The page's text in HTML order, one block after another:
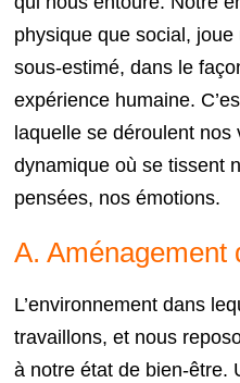
physique que social,
sous-estimé, dans le
expérience humaine.
laquelle se déroulent nos
dynamique où se tissent
pensées, nos émotions.
A. Aménagement
L’environnement dans
travaillons, et nous
à notre état de bien-être.